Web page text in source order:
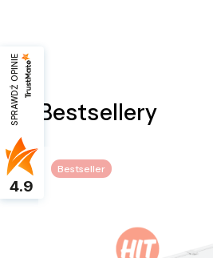
Bestsellery
Bestseller
SPRAWDŹ OPINIE
4.9